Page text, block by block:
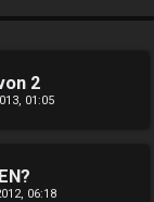
2
01:05
06:18